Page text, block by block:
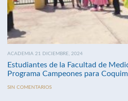
ACADEMIA 21 DICIEMBRE, 2024
Estudiantes de la Facultad de
Programa Campeones para
SIN COMENTARIOS